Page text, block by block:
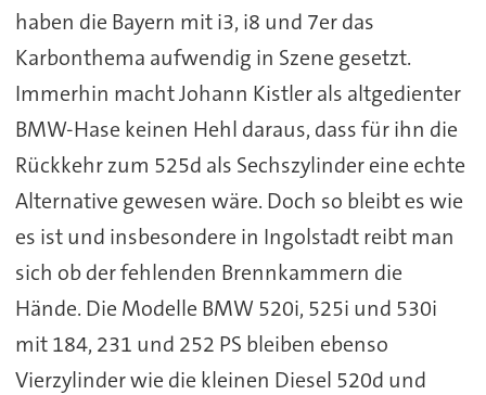
haben die Bayern mit i3, i8 und 7er das
Karbonthema aufwendig in Szene gesetzt.
Immerhin macht Johann Kistler als altgedienter
BMW-Hase keinen Hehl daraus, dass für ihn die
Rückkehr zum 525d als Sechszylinder eine echte
Alternative gewesen wäre. Doch so bleibt es wie
es ist und insbesondere in Ingolstadt reibt man
sich ob der fehlenden Brennkammern die
Hände. Die Modelle BMW 520i, 525i und 530i
mit 184, 231 und 252 PS bleiben ebenso
Vierzylinder wie die kleinen Diesel 520d und